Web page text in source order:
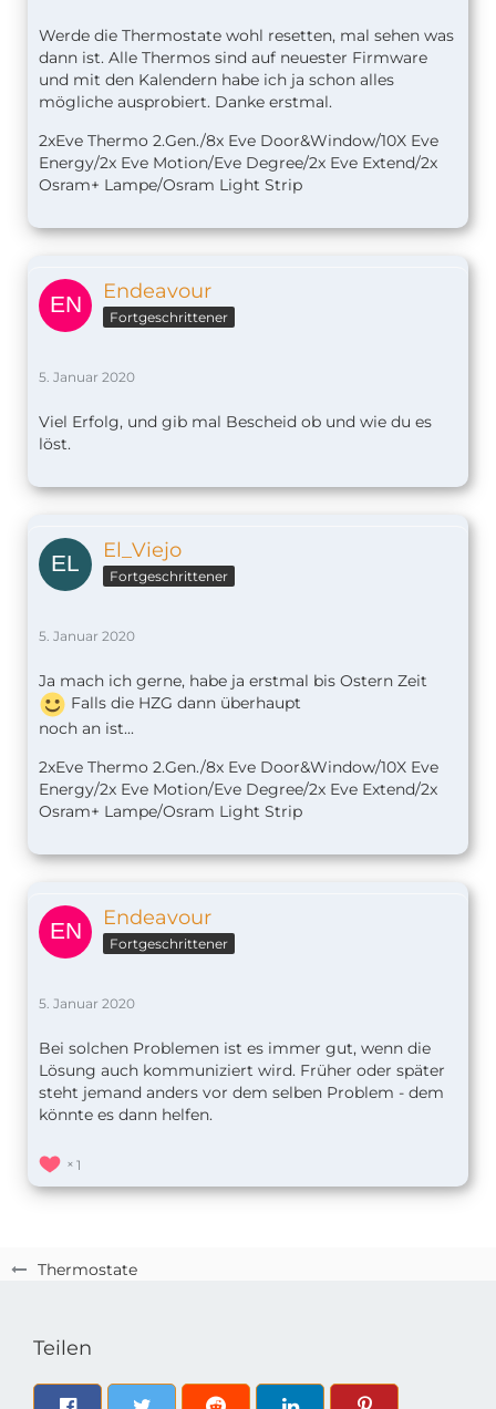
Thermostate
Werde die Thermostate wohl resetten, mal sehen was
dann ist. Alle Thermos sind auf neuester Firmware
und mit den Kalendern habe ich ja schon alles
mögliche ausprobiert. Danke erstmal.
2xEve Thermo 2.Gen./8x Eve Door&Window/10X Eve
Energy/2x Eve Motion/Eve Degree/2x Eve Extend/2x
Osram+ Lampe/Osram Light Strip
Endeavour
Fortgeschrittener
5. Januar 2020
Viel Erfolg, und gib mal Bescheid ob und wie du es
löst.
El_Viejo
Fortgeschrittener
5. Januar 2020
Ja mach ich gerne, habe ja erstmal bis Ostern Zeit
Falls die HZG dann überhaupt
noch an ist...
2xEve Thermo 2.Gen./8x Eve Door&Window/10X Eve
Energy/2x Eve Motion/Eve Degree/2x Eve Extend/2x
Osram+ Lampe/Osram Light Strip
Endeavour
Fortgeschrittener
5. Januar 2020
Bei solchen Problemen ist es immer gut, wenn die
Lösung auch kommuniziert wird. Früher oder später
steht jemand anders vor dem selben Problem - dem
könnte es dann helfen.
1
Teilen